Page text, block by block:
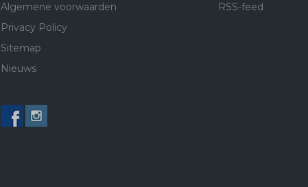
Algemene voorwaarden
Privacy Policy
Sitemap
Nieuws
RSS-feed